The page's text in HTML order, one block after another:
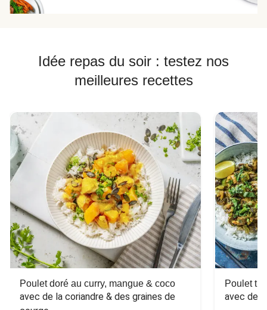
Idée repas du soir : testez nos
meilleures recettes
Poulet doré au curry, mangue & coco
avec de la coriandre & des graines de
Poulet
avec des